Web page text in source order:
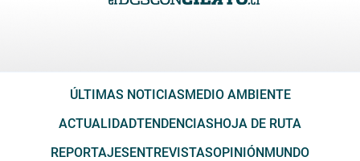
ÚLTIMAS NOTICIASMEDIO AMBIENTE
ACTUALIDADTENDENCIASHOJA DE RUTA
REPORTAJESENTREVISTASOPINIÓNMUNDO